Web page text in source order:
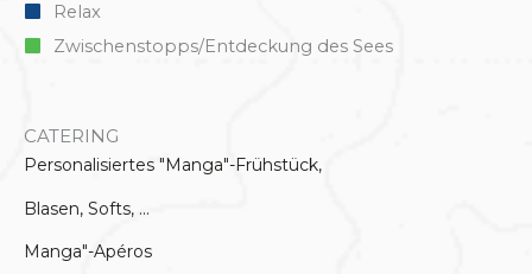
Relax
Zwischenstopps/Entdeckung des Sees
CATERING
Personalisiertes "Manga"-Frühstück,
Blasen, Softs, ...
Manga"-Apéros